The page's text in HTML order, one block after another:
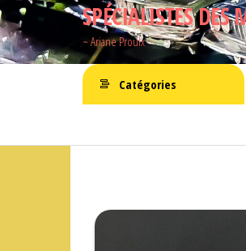
SPÉCIALISTES DES
~ Ariane Proulx ~
Catégories